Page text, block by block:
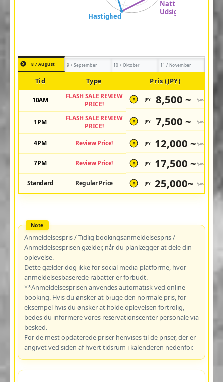
8 / August 9 / September 10 / Oktober 11 / November
Tid Type Pris (JPY)
10AM
FLASH SALE REVIEW
PRICE!
¥ JPY 8,500 ~ /pax
1PM
FLASH SALE REVIEW
PRICE!
¥ JPY 7,500 ~ /pax
4PM Review Price! ¥ JPY 12,000 ~ /pax
7PM Review Price! ¥ JPY 17,500 ~ /pax
Standard Regular Price ¥ JPY 25,000~ /pax
Anmeldelsespris / Tidlig bookingsanmeldelsespris /
Anmeldelsesprisen gælder, når du planlægger at dele din
oplevelse.
Dette gælder dog ikke for social media-platforme, hvor
anmeldelsesbaserede rabatter er forbudt.
**Anmeldelsesprisen anvendes automatisk ved online
booking. Hvis du ønsker at bruge den normale pris, for
eksempel hvis du ønsker at holde oplevelsen fortrolig,
bedes du informere vores reservationscenter personale via
besked.
For de mest opdaterede priser henvises til de priser, der er
angivet ved siden af hvert tidsrum i kalenderen nedenfor.